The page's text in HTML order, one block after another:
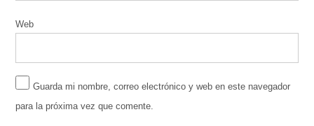
Web
Guarda mi nombre, correo electrónico y web en este navegador
para la próxima vez que comente.